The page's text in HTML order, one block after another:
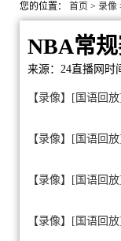
您的位置： 首页 > 录像
NBA常
来源：24直播网 时
【录像】[国语回
【录像】[国语回
【录像】[国语回
【录像】[国语回